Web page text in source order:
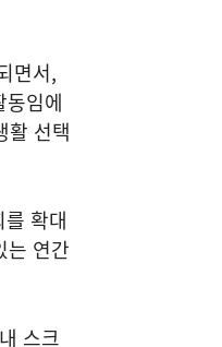
면서,
임에
활 선택
확대
는 연간
스크